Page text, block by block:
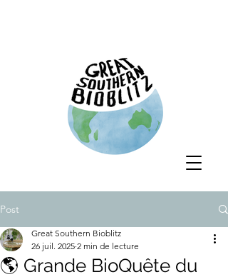
Post
🌎 Grande BioQuête du
Great Southern Bioblitz
26 juil. 2025 2 min de lecture